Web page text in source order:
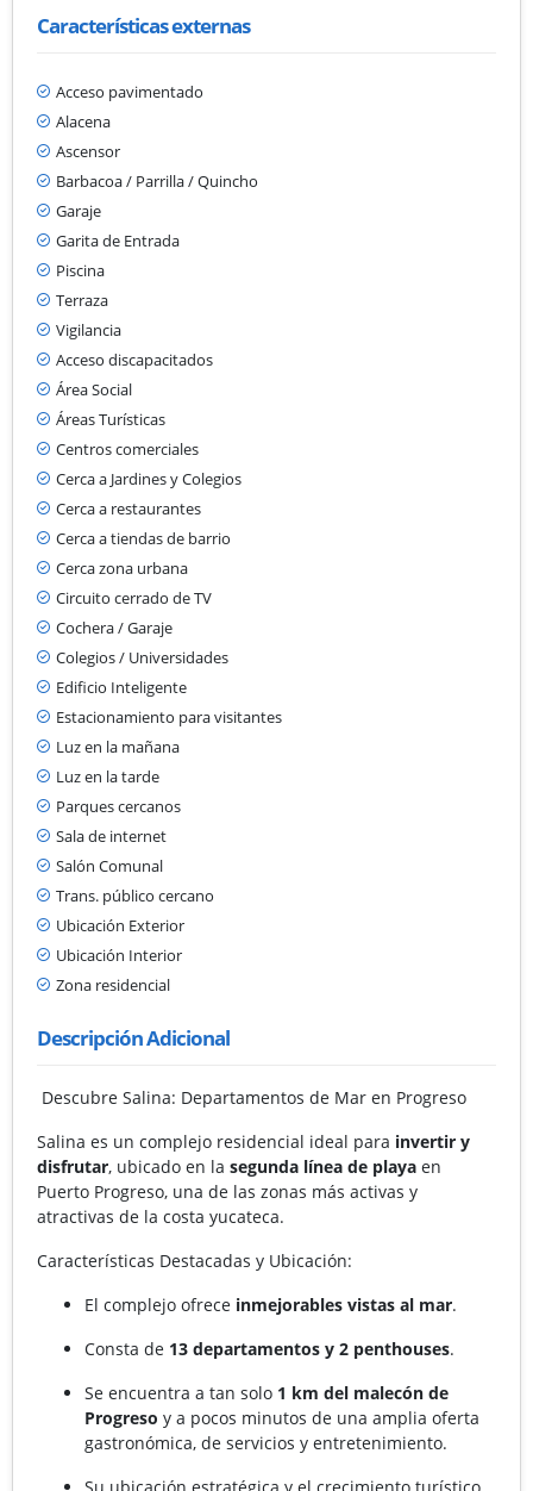
Características externas
Acceso pavimentado
Alacena
Ascensor
Barbacoa / Parrilla / Quincho
Garaje
Garita de Entrada
Piscina
Terraza
Vigilancia
Acceso discapacitados
Área Social
Áreas Turísticas
Centros comerciales
Cerca a Jardines y Colegios
Cerca a restaurantes
Cerca a tiendas de barrio
Cerca zona urbana
Circuito cerrado de TV
Cochera / Garaje
Colegios / Universidades
Edificio Inteligente
Estacionamiento para visitantes
Luz en la mañana
Luz en la tarde
Parques cercanos
Sala de internet
Salón Comunal
Trans. público cercano
Ubicación Exterior
Ubicación Interior
Zona residencial
Descripción Adicional
Descubre Salina: Departamentos de Mar en Progreso
Salina es un complejo residencial ideal para invertir y
disfrutar, ubicado en la segunda línea de playa en
Puerto Progreso, una de las zonas más activas y
atractivas de la costa yucateca.
Características Destacadas y Ubicación:
El complejo ofrece inmejorables vistas al mar.
Consta de 13 departamentos y 2 penthouses.
Se encuentra a tan solo 1 km del malecón de
Progreso y a pocos minutos de una amplia oferta
gastronómica, de servicios y entretenimiento.